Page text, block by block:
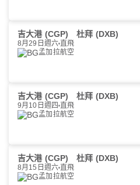
吉大港 (CGP) 杜拜 (DXB)
8月29日週六 直飛
孟加拉航空
吉大港 (CGP) 杜拜 (DXB)
9月10日週四 直飛
孟加拉航空
吉大港 (CGP) 杜拜 (DXB)
8月15日週六 直飛
孟加拉航空